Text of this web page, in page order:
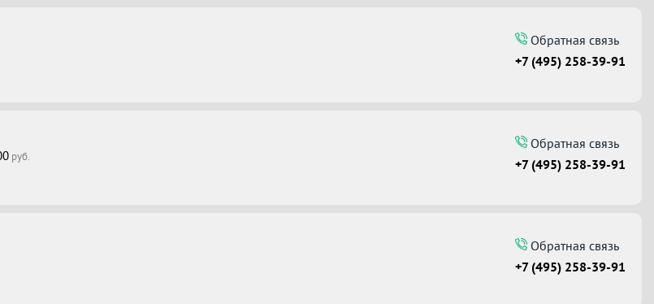
Обратная связь
+7 (495) 258-39-91
руб.
Обратная связь
+7 (495) 258-39-91
Обратная связь
+7 (495) 258-39-91